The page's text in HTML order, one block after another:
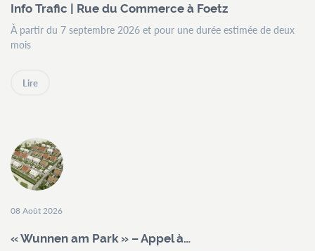
Info Trafic | Rue du Commerce à Foetz
À partir du 7 septembre 2026 et pour une durée estimée de deux
mois
Lire
08 Août 2026
« Wunnen am Park » – Appel à…